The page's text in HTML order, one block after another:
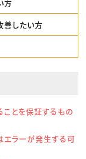
方
善したい方
ことを保証するもの
エラーが発生する可